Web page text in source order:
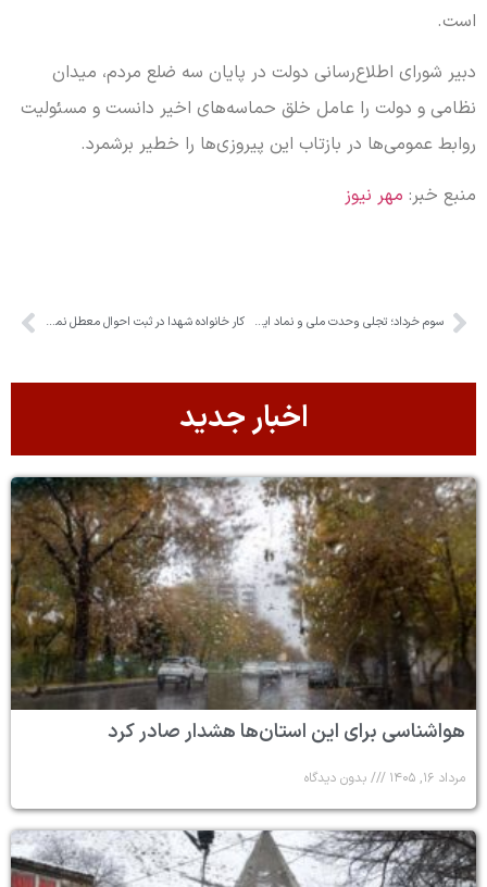
است.
دبیر شورای اطلاع‌رسانی دولت در پایان سه ضلع مردم، میدان
نظامی و دولت را عامل خلق حماسه‌های اخیر دانست و مسئولیت
روابط عمومی‌ها در بازتاب این پیروزی‌ها را خطیر برشمرد.
منبع خبر: مهر نیوز
سوم خرداد؛ تجلی وحدت ملی و نماد ایستادگی در برابر استکبار جهانی کار خانواده شهدا در ثبت احوال معطل نماند
اخبار جدید
هواشناسی برای این استان‌ها هشدار صادر کرد
مرداد ۱۶, ۱۴۰۵ بدون دیدگاه